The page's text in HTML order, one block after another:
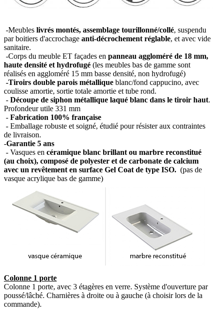
-Meubles livrés montés, assemblage tourillonné/collé, suspendu
par boitiers d'accrochage anti-décrochement réglable, et avec vide
sanitaire.
-Corps du meuble ET façades en panneau aggloméré de 18 mm,
haute densité et hydrofugé (les meubles bas de gamme sont
réalisés en aggloméré 15 mm basse densité, non hydrofugé)
-Tiroirs double parois métallique blanc/fond cappucino, avec
coulisse amortie, sortie totale amortie et tube rond.
- Découpe de siphon métallique laqué blanc dans le tiroir haut.
Profondeur utile 331 mm
- Fabrication 100% française
- Emballage robuste et soigné, étudié pour résister aux contraintes
de livraison.
-Garantie 5 ans
- Vasques en céramique blanc brillant ou marbre reconstitué
(au choix), composé de polyester et de carbonate de calcium
avec un revêtement en surface Gel Coat de type ISO. (pas de
vasque acrylique bas de gamme)
Colonne 1 porte
Colonne 1 porte, avec 3 étagères en verre. Système d'ouverture par
poussé/lâché. Charnières à droite ou à gauche (à choisir lors de la
commande).